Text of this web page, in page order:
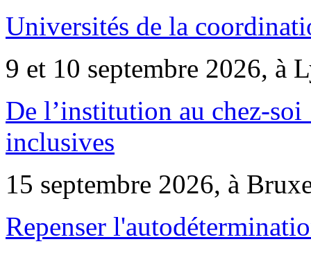
Universités de la
9 et 10 septembre 2026, à
De l’institution au chez-
inclusives
15 septembre 2026, à
Repenser